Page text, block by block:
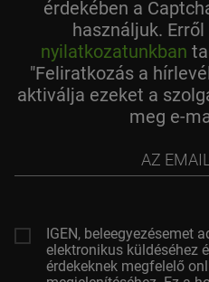
érdekében a
használjuk. Erről
nyilatkozatunkban
"Feliratkozás a
aktiválja ezeket a
meg e-
címed
IGEN, beleegyezésemet
elektronikus küldéséhez
érdekeknek megfelelő